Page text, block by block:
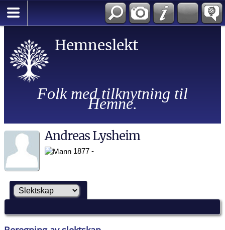
Hemneslekt
Folk med tilknytning til
Hemne.
Andreas Lysheim
1877 -